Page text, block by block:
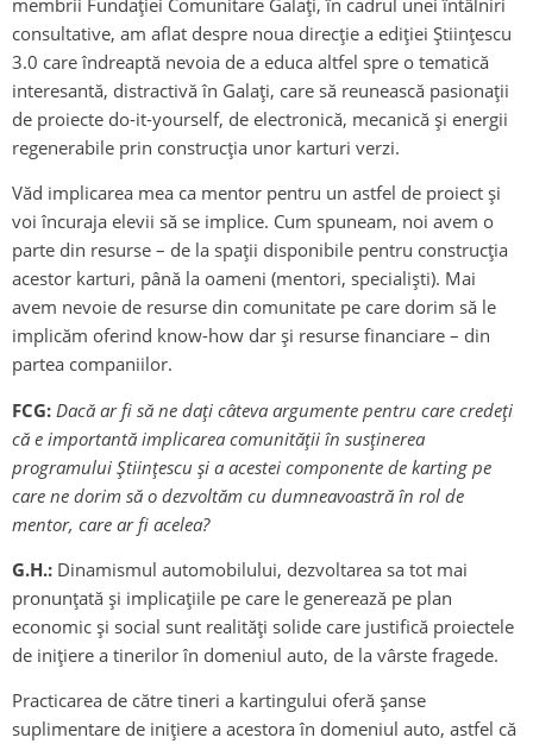
consultative, am aflat despre noua direcție a ediției Științescu
3.0 care îndreaptă nevoia de a educa altfel spre o tematică
interesantă, distractivă în Galați, care să reunească pasionații
de proiecte do-it-yourself, de electronică, mecanică și energii
regenerabile prin construcția unor karturi verzi.
Văd implicarea mea ca mentor pentru un astfel de proiect și
voi încuraja elevii să se implice. Cum spuneam, noi avem o
parte din resurse – de la spații disponibile pentru construcția
acestor karturi, până la oameni (mentori, specialiști). Mai
avem nevoie de resurse din comunitate pe care dorim să le
implicăm oferind know-how dar și resurse financiare – din
partea companiilor.
FCG: Dacă ar fi să ne dați câteva argumente pentru care credeți
că e importantă implicarea comunității în susținerea
programului Științescu și a acestei componente de karting pe
care ne dorim să o dezvoltăm cu dumneavoastră în rol de
mentor, care ar fi acelea?
G.H.: Dinamismul automobilului, dezvoltarea sa tot mai
pronunţată şi implicaţiile pe care le generează pe plan
economic şi social sunt realităţi solide care justifică proiectele
de inițiere a tinerilor în domeniul auto, de la vârste fragede.
Practicarea de către tineri a kartingului oferă șanse
suplimentare de inițiere a acestora în domeniul auto, astfel că